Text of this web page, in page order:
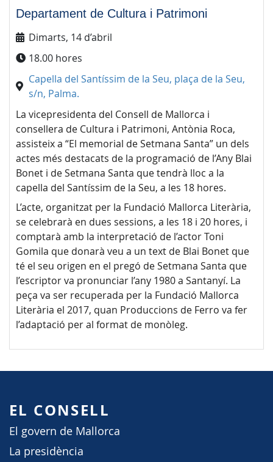
Departament de Cultura i Patrimoni
Dimarts, 14 d’abril
18.00 hores
Capella del Santíssim de la Seu, plaça de la Seu,
s/n, Palma.
La vicepresidenta del Consell de Mallorca i
consellera de Cultura i Patrimoni, Antònia Roca,
assisteix a “El memorial de Setmana Santa” un dels
actes més destacats de la programació de l’Any Blai
Bonet i de Setmana Santa que tendrà lloc a la
capella del Santíssim de la Seu, a les 18 hores.
L’acte, organitzat per la Fundació Mallorca Literària,
se celebrarà en dues sessions, a les 18 i 20 hores, i
comptarà amb la interpretació de l’actor Toni
Gomila que donarà veu a un text de Blai Bonet que
té el seu origen en el pregó de Setmana Santa que
l’escriptor va pronunciar l’any 1980 a Santanyí. La
peça va ser recuperada per la Fundació Mallorca
Literària el 2017, quan Produccions de Ferro va fer
l’adaptació per al format de monòleg.
EL CONSELL
El govern de Mallorca
La presidència